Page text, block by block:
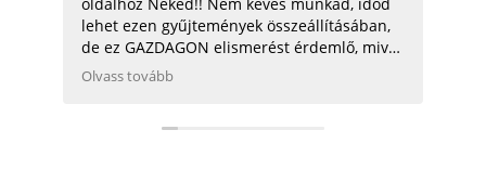
lehet ezen gyűjtemények összeállításában,
de ez GAZDAGON elismerést érdemlő, mivel
ezen adatok összegyűjtése, rendszerezése
helikopterrel (MI2) kapcsolatban tudok
Olvass tovább